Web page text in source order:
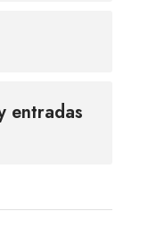
entradas